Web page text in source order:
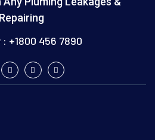
Repairing
: +1800 456 7890